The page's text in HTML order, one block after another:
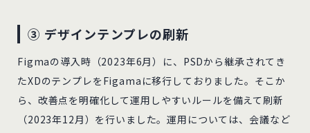
③ デザインテンプレの刷新
Figmaの導入時（2023年6月）に、PSDから継承されてき
たXDのテンプレをFigamaに移行しておりました。そこか
ら、改善点を明確化して運用しやすいルールを備えて刷新
（2023年12月）を行いました。運用については、会議など